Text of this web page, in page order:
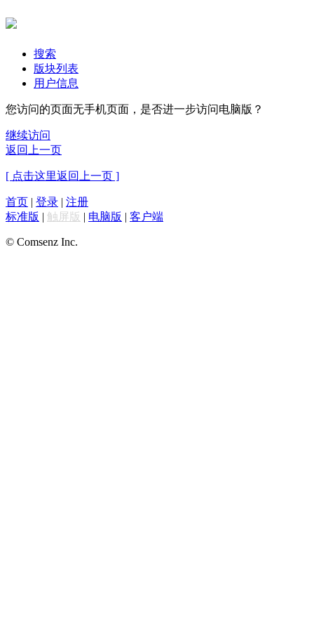
搜索
版块列表
用户信息
您访问的页面无手机页面，是否进一步访问电脑版？
继续访问
返回上一页
[ 点击这里返回上一页 ]
首页 | 登录 | 注册
标准版 | 触屏版 | 电脑版 | 客户端
© Comsenz Inc.